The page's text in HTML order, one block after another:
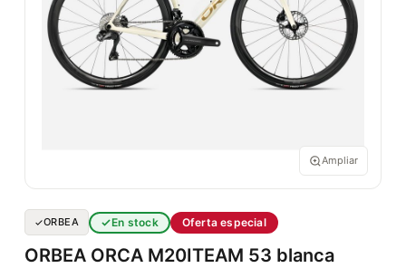
Ampliar
ORBEA En stock Oferta especial
ORBEA ORCA M20ITEAM 53 blanca